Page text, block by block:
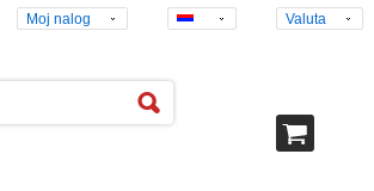
Moj nalog Valuta